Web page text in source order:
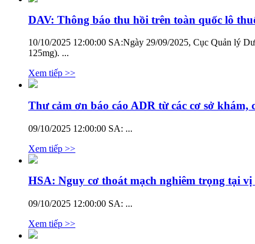
DAV: Thông báo thu hồi trên toàn quốc lô
10/10/2025 12:00:00 SA:Ngày 29/09/2025, Cục Quản lý
125mg). ...
Xem tiếp >>
Thư cảm ơn báo cáo ADR từ các cơ sở khám,
09/10/2025 12:00:00 SA: ...
Xem tiếp >>
HSA: Nguy cơ thoát mạch nghiêm trọng tại
09/10/2025 12:00:00 SA: ...
Xem tiếp >>